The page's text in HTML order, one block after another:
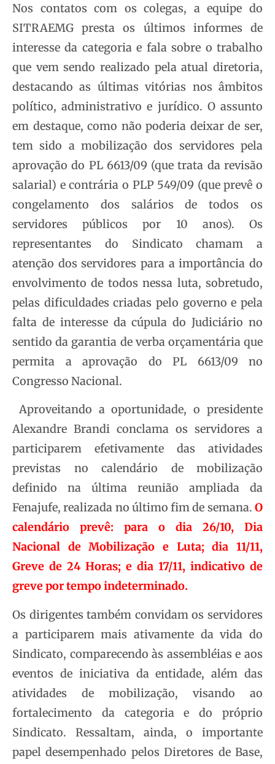
Nos contatos com os colegas, a equipe do
SITRAEMG presta os últimos informes de
interesse da categoria e fala sobre o trabalho
que vem sendo realizado pela atual diretoria,
destacando as últimas vitórias nos âmbitos
político, administrativo e jurídico. O assunto
em destaque, como não poderia deixar de ser,
tem sido a mobilização dos servidores pela
aprovação do PL 6613/09 (que trata da revisão
salarial) e contrária o PLP 549/09 (que prevê o
congelamento dos salários de todos os
servidores públicos por 10 anos). Os
representantes do Sindicato chamam a
atenção dos servidores para a importância do
envolvimento de todos nessa luta, sobretudo,
pelas dificuldades criadas pelo governo e pela
falta de interesse da cúpula do Judiciário no
sentido da garantia de verba orçamentária que
permita a aprovação do PL 6613/09 no
Congresso Nacional.
Aproveitando a oportunidade, o presidente
Alexandre Brandi conclama os servidores a
participarem efetivamente das atividades
previstas no calendário de mobilização
definido na última reunião ampliada da
Fenajufe, realizada no último fim de semana. O
calendário prevê: para o dia 26/10, Dia
Nacional de Mobilização e Luta; dia 11/11,
Greve de 24 Horas; e dia 17/11, indicativo de
greve por tempo indeterminado.
Os dirigentes também convidam os servidores
a participarem mais ativamente da vida do
Sindicato, comparecendo às assembléias e aos
eventos de iniciativa da entidade, além das
atividades de mobilização, visando ao
fortalecimento da categoria e do próprio
Sindicato. Ressaltam, ainda, o importante
papel desempenhado pelos Diretores de Base,